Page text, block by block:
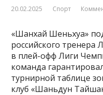
20.02.2025 Спорт
«Шанхай Шеньхуа»
российского тренера
в плей-офф Лиги
команда
турнирной таблице
клуб «Шаньдун